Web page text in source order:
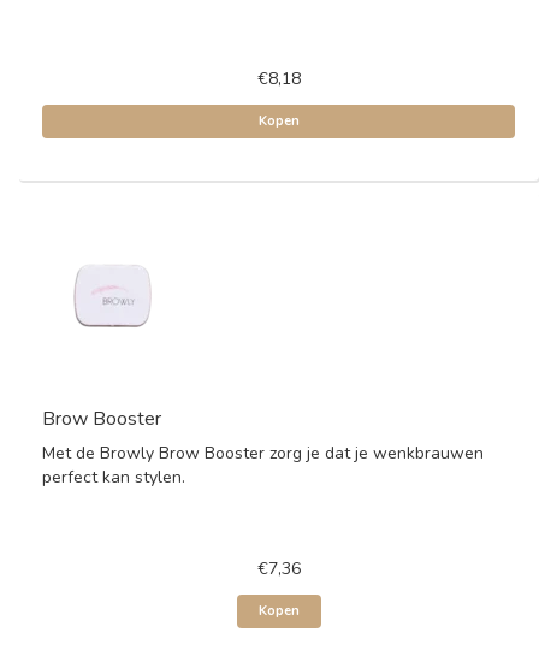
€8,18
Kopen
Brow Booster
Met de Browly Brow Booster zorg je dat je wenkbrauwen
perfect kan stylen.
€7,36
Kopen